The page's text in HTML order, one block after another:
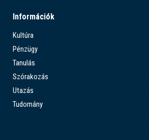
Információk
Kultúra
Pénzügy
Tanulás
Szórakozás
Utazás
Tudomány